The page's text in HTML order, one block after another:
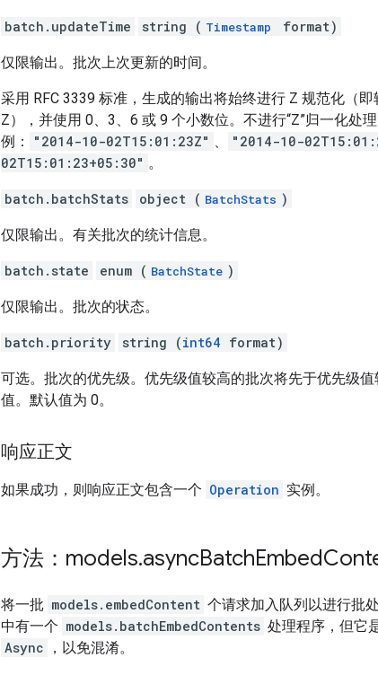
batch.updateTime string ( Timestamp format)
仅限输出。批次上次更新的时间。
采用 RFC 3339 标准，生成的输出将始终进行 Z 规范化（
Z），并使用 0、3、6 或 9 个小数位。不进行“Z”归一化处
例：
"2014-10-02T15:01:23Z" 、 "2014-10-
02T15:01:23+05:30" 。
batch.batchStats object ( BatchStats )
仅限输出。有关批次的统计信息。
batch.state enum ( BatchState )
仅限输出。批次的状态。
batch.priority string (int64 format)
可选。批次的优先级。优先级值较高的批次将先于优先级
值。默认值为 0。
响应正文
如果成功，则响应正文包含一个 Operation 实例。
方法：models.asyncBatchEmbed
将一批 models.embedContent 个请求加入队列以进行批
中有一个 models.batchEmbedContents 处理程序，但它
Async
，以免混淆。